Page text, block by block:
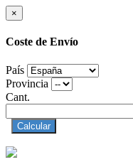
×
Coste de Envío
País
Provincia
Cant.
Calcular